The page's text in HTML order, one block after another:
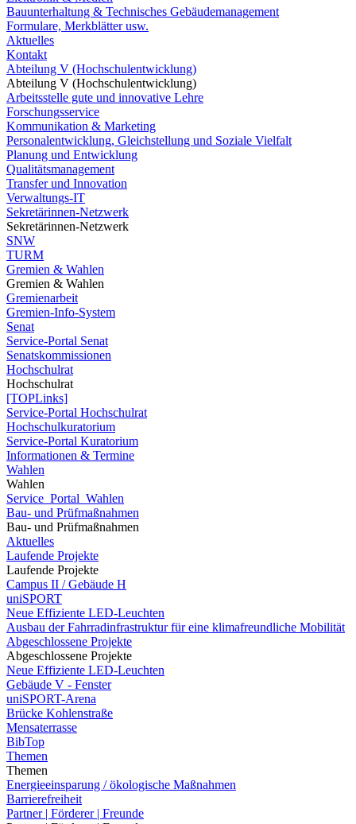
Bauunterhaltung & Technisches Gebäudemanagement
Formulare, Merkblätter usw.
Aktuelles
Kontakt
Abteilung V (Hochschulentwicklung)
Abteilung V (Hochschulentwicklung)
Arbeitsstelle gute und innovative Lehre
Forschungsservice
Kommunikation & Marketing
Personalentwicklung, Gleichstellung und Soziale Vielfalt
Planung und Entwicklung
Qualitätsmanagement
Transfer und Innovation
Verwaltungs-IT
Sekretärinnen-Netzwerk
Sekretärinnen-Netzwerk
SNW
TURM
Gremien & Wahlen
Gremien & Wahlen
Gremienarbeit
Gremien-Info-System
Senat
Service-Portal Senat
Senatskommissionen
Hochschulrat
Hochschulrat
[TOPLinks]
Service-Portal Hochschulrat
Hochschulkuratorium
Service-Portal Kuratorium
Informationen & Termine
Wahlen
Wahlen
Service_Portal_Wahlen
Bau- und Prüfmaßnahmen
Bau- und Prüfmaßnahmen
Aktuelles
Laufende Projekte
Laufende Projekte
Campus II / Gebäude H
uniSPORT
Neue Effiziente LED-Leuchten
Ausbau der Fahrradinfrastruktur für eine klimafreundliche Mobilität
Abgeschlossene Projekte
Abgeschlossene Projekte
Neue Effiziente LED-Leuchten
Gebäude V - Fenster
uniSPORT-Arena
Brücke Kohlenstraße
Mensaterrasse
BibTop
Themen
Themen
Energieeinsparung / ökologische Maßnahmen
Barrierefreiheit
Partner | Förderer | Freunde